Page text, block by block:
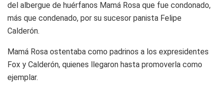
del albergue de huérfanos Mamá Rosa que fue condonado,
más que condenado, por su sucesor panista Felipe
Calderón.
Mamá Rosa ostentaba como padrinos a los expresidentes
Fox y Calderón, quienes llegaron hasta promoverla como
ejemplar.